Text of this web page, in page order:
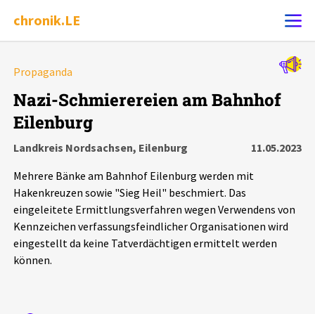
chronik.LE
Chronik
Leipziger Zustände
Schlaglichter
Propaganda
Nazi-Schmierereien am Bahnhof
Eilenburg
Landkreis Nordsachsen, Eilenburg
11.05.2023
Mehrere Bänke am Bahnhof Eilenburg werden mit
Hakenkreuzen sowie "Sieg Heil" beschmiert. Das
eingeleitete Ermittlungsverfahren wegen Verwendens von
Kennzeichen verfassungsfeindlicher Organisationen wird
eingestellt da keine Tatverdächtigen ermittelt werden
können.
Alle Ereignisse
Ereignisse
Ereignisse